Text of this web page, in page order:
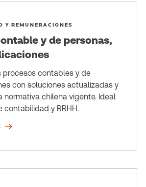
Y REMUNERACIONES
y de personas,
procesos contables y de
con soluciones actualizadas y
normativa chilena vigente. Ideal
contabilidad y RRHH.